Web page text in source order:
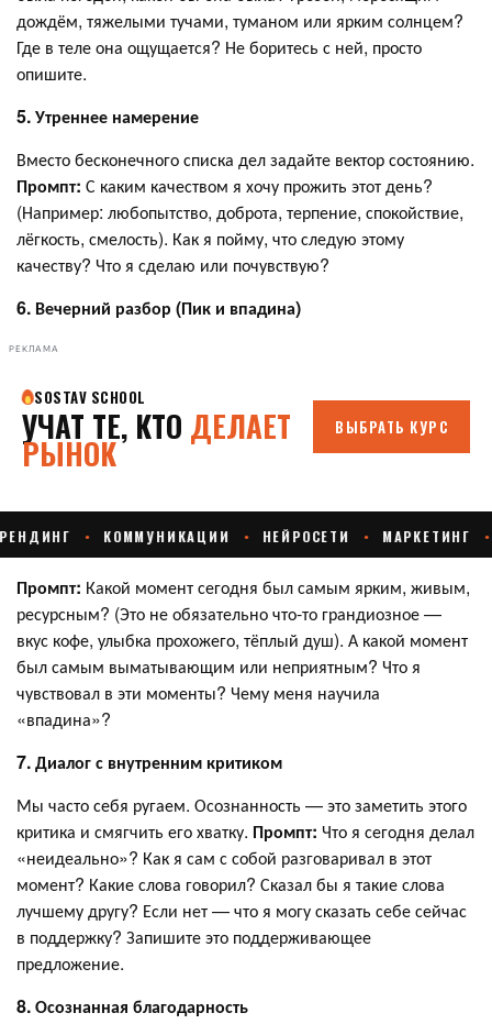
дождём, тяжелыми тучами, туманом или ярким солнцем?
Где в теле она ощущается? Не боритесь с ней, просто
опишите.
5. Утреннее намерение
Вместо бесконечного списка дел задайте вектор состоянию.
Промпт: С каким качеством я хочу прожить этот день?
(Например: любопытство, доброта, терпение, спокойствие,
лёгкость, смелость). Как я пойму, что следую этому
качеству? Что я сделаю или почувствую?
6. Вечерний разбор (Пик и впадина)
РЕКЛАМА
Промпт: Какой момент сегодня был самым ярким, живым,
ресурсным? (Это не обязательно что-то грандиозное —
вкус кофе, улыбка прохожего, тёплый душ). А какой момент
был самым выматывающим или неприятным? Что я
чувствовал в эти моменты? Чему меня научила
«впадина»?
7. Диалог с внутренним критиком
Мы часто себя ругаем. Осознанность — это заметить этого
критика и смягчить его хватку. Промпт: Что я сегодня делал
«неидеально»? Как я сам с собой разговаривал в этот
момент? Какие слова говорил? Сказал бы я такие слова
лучшему другу? Если нет — что я могу сказать себе сейчас
в поддержку? Запишите это поддерживающее
предложение.
8. Осознанная благодарность